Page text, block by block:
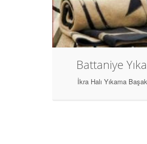
Battaniye
İkra Halı Yıkama